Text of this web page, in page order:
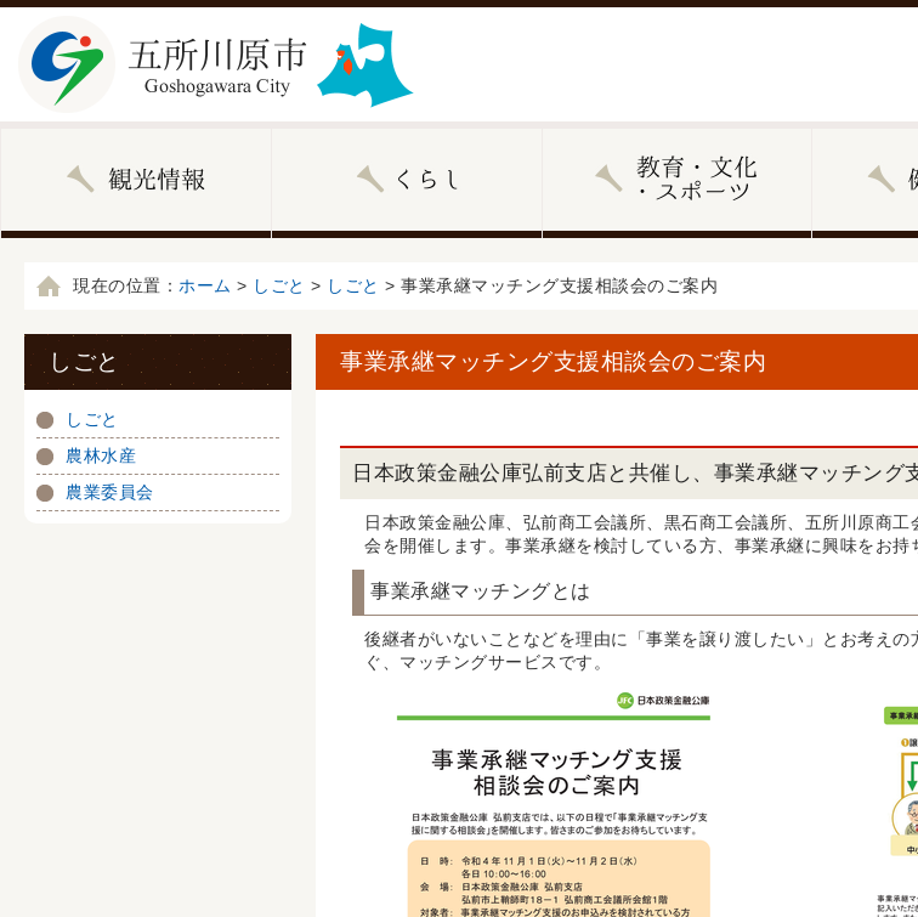
現在の位置： ホーム > しごと > しごと > 事業承継マッチング支援相談会のご案内
事業承継マッチング支援相談会のご案内
日本政策金融公庫弘前支店と共催し、事業承継マッチング
日本政策金融公庫、弘前商工会議所、黒石商工会議所、五所川原商
会を開催します。事業承継を検討している方、事業承継に興味をお持
事業承継マッチングとは
後継者がいないことなどを理由に「事業を譲り渡したい」とお考え
ぐ、マッチングサービスです。
しごと
しごと
農林水産
農業委員会